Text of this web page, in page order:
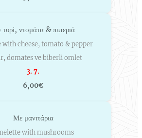
ντομάτα & πιπεριά
with cheese, tomato & pepper
domates ve biberli omlet
3. 7.
6,00€
Με μανιτάρια
with mushrooms